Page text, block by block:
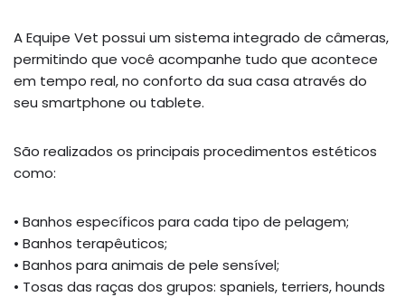
A Equipe Vet possui um sistema integrado de câmeras,
permitindo que você acompanhe tudo que acontece
em tempo real, no conforto da sua casa através do
seu smartphone ou tablete.
São realizados os principais procedimentos estéticos
como:
• Banhos específicos para cada tipo de pelagem;
• Banhos terapêuticos;
• Banhos para animais de pele sensível;
• Tosas das raças dos grupos: spaniels, terriers, hounds